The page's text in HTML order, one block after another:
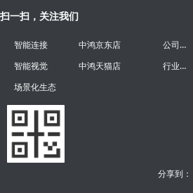
智能连接
智能视觉
场景化生态
中鸿京东店
中鸿天猫店
公司新闻
行业新闻
扫一扫，关注我们
分享到：